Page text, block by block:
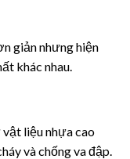
giản nhưng hiện
khác nhau.
liệu nhựa cao
và chống va đập.